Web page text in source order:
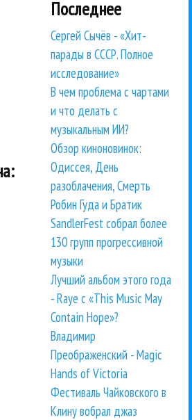
Последнее
Сергей Сычёв - «Хит-
парады в СССР. Полное
исследование»
В чем проблема с чартами
и что делать с
музыкальным ИИ?
Обзор киноновинок:
Одиссея, День
разоблачения, Смерть
Робин Гуда и Братик
SandlerFest собрал более
130 групп прогрессивной
музыки
Лучший альбом этого года
- Raye с «This Music May
Contain Hope»?
Владимир
Преображенский - Magic
Hands of Victoria
Фестиваль Чайковского в
Клину вобрал джаз